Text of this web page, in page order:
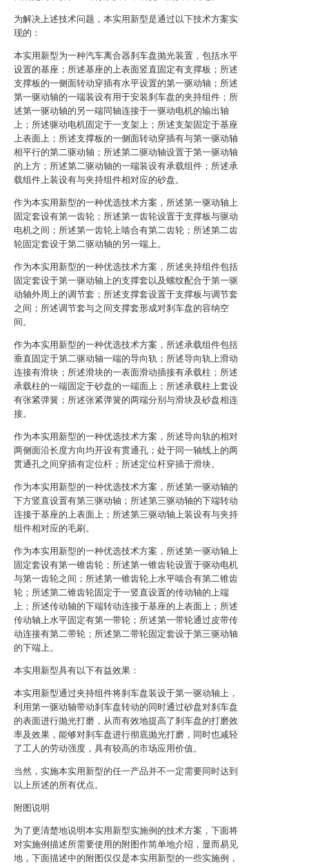
为解决上述技术问题，本实用新型是通过以下技术方案实
现的：
本实用新型为一种汽车离合器刹车盘抛光装置，包括水平
设置的基座；所述基座的上表面竖直固定有支撑板；所述
支撑板的一侧面转动穿插有水平设置的第一驱动轴；所述
第一驱动轴的一端装设有用于安装刹车盘的夹持组件；所
述第一驱动轴的另一端同轴连接于一驱动电机的输出轴
上；所述驱动电机固定于一支架上；所述支架固定于基座
上表面上；所述支撑板的一侧面转动穿插有与第一驱动轴
相平行的第二驱动轴；所述第二驱动轴设置于第一驱动轴
的上方；所述第二驱动轴的一端装设有承载组件；所述承
载组件上装设有与夹持组件相对应的砂盘。
作为本实用新型的一种优选技术方案，所述第一驱动轴上
固定套设有第一齿轮；所述第一齿轮设置于支撑板与驱动
电机之间；所述第一齿轮上啮合有第二齿轮；所述第二齿
轮固定套设于第二驱动轴的另一端上。
作为本实用新型的一种优选技术方案，所述夹持组件包括
固定套设于第一驱动轴上的支撑套以及螺纹配合于第一驱
动轴外周上的调节套；所述支撑套设置于支撑板与调节套
之间；所述调节套与之间支撑套形成对刹车盘的容纳空
间。
作为本实用新型的一种优选技术方案，所述承载组件包括
垂直固定于第二驱动轴一端的导向轨；所述导向轨上滑动
连接有滑块；所述滑块的一表面滑动插接有承载柱；所述
承载柱的一端固定于砂盘的一端面上；所述承载柱上套设
有张紧弹簧；所述张紧弹簧的两端分别与滑块及砂盘相连
接。
作为本实用新型的一种优选技术方案，所述导向轨的相对
两侧面沿长度方向均开设有贯通孔；处于同一轴线上的两
贯通孔之间穿插有定位杆；所述定位杆穿插于滑块。
作为本实用新型的一种优选技术方案，所述第一驱动轴的
下方竖直设置有第三驱动轴；所述第三驱动轴的下端转动
连接于基座的上表面上；所述第三驱动轴上装设有与夹持
组件相对应的毛刷。
作为本实用新型的一种优选技术方案，所述第一驱动轴上
固定套设有第一锥齿轮；所述第一锥齿轮设置于驱动电机
与第一齿轮之间；所述第一锥齿轮上水平啮合有第二锥齿
轮；所述第二锥齿轮固定于一竖直设置的传动轴的上端
上；所述传动轴的下端转动连接于基座的上表面上；所述
传动轴上水平固定有第一带轮；所述第一带轮通过皮带传
动连接有第二带轮；所述第二带轮固定套设于第三驱动轴
的下端上。
本实用新型具有以下有益效果：
本实用新型通过夹持组件将刹车盘装设于第一驱动轴上，
利用第一驱动轴带动刹车盘转动的同时通过砂盘对刹车盘
的表面进行抛光打磨，从而有效地提高了刹车盘的打磨效
率及效果，能够对刹车盘进行彻底抛光打磨，同时也减轻
了工人的劳动强度，具有较高的市场应用价值。
当然，实施本实用新型的任一产品并不一定需要同时达到
以上所述的所有优点。
附图说明
为了更清楚地说明本实用新型实施例的技术方案，下面将
对实施例描述所需要使用的附图作简单地介绍，显而易见
地，下面描述中的附图仅仅是本实用新型的一些实施例，